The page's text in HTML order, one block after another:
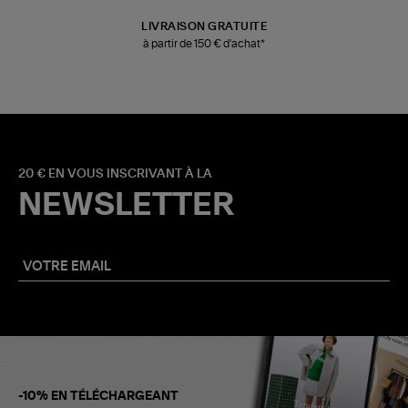
LIVRAISON GRATUITE
à partir de 150 € d'achat*
20 € EN VOUS INSCRIVANT À LA
NEWSLETTER
-10% EN TÉLÉCHARGEANT